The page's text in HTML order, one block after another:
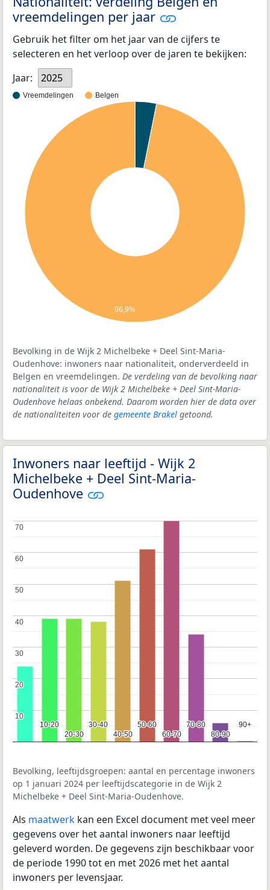
vreemdelingen per jaar
Gebruik het filter om het jaar van de cijfers te
selecteren en het verloop over de jaren te bekijken:
Jaar:
2025
Vreemdelingen Belgen
96,9%
Bevolking in de Wijk 2 Michelbeke + Deel Sint-Maria-
Oudenhove: inwoners naar nationaliteit, onderverdeeld in
Belgen en vreemdelingen. De verdeling van de bevolking naar
nationaliteit is voor de Wijk 2 Michelbeke + Deel Sint-Maria-
Oudenhove helaas onbekend. Daarom worden hier de data over
de nationaliteiten voor de gemeente Brakel getoond.
Inwoners naar leeftijd - Wijk 2
Michelbeke + Deel Sint-Maria-
Oudenhove
10-20
10-20
20-30
20-30
30-40
30-40
40-50
40-50
50-60
50-60
60-70
60-70
70-80
70-80
80-90
80-90
90+
90+
10
10
20
20
30
30
40
40
50
50
60
60
70
70
Bevolking, leeftijdsgroepen: aantal en percentage inwoners
op 1 januari 2024 per leeftijdscategorie in de Wijk 2
Michelbeke + Deel Sint-Maria-Oudenhove.
Als maatwerk kan een Excel document met veel meer
gegevens over het aantal inwoners naar leeftijd
geleverd worden. De gegevens zijn beschikbaar voor
de periode 1990 tot en met 2026 met het aantal
inwoners per levensjaar.